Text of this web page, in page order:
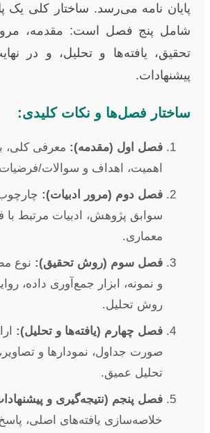
پایان نامه می‌رسد. ساختار کلی یک
شامل پنج فصل است: مقدمه،
تحقیق، یافته‌ها و تحلیل، و در
پیشنهادات.
ساختار فصل‌ها و نکات کلیدی:
فصل اول (مقدمه): معرفی کلی،
اهمیت، اهداف و سوالات/
فصل دوم (مرور ادبیات):
سوابق پژوهش، ادبیات مرتبط با
معماری.
فصل سوم (روش تحقیق): نوع
و نمونه، ابزار جمع‌آوری داده،
روش تحلیل.
فصل چهارم (یافته‌ها و تحلیل):
صورت جداول، نمودارها و
تحلیل عمیق.
فصل پنجم (نتیجه‌گیری و
خلاصه‌سازی یافته‌های اصلی،